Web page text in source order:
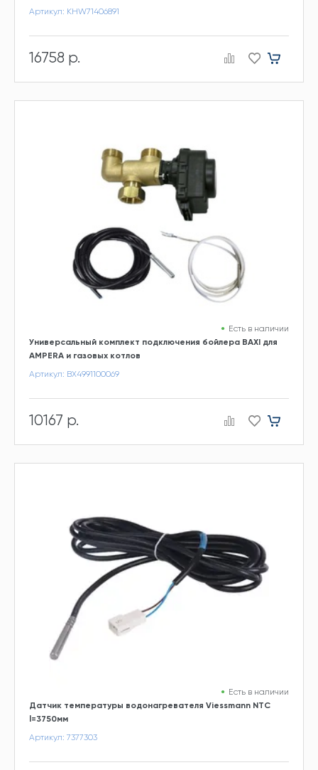
Артикул: KHW71406891
16758 р.
Есть в наличии
Универсальный комплект подключения бойлера BAXI для
AMPERA и газовых котлов
Артикул: BX4991100069
10167 р.
Есть в наличии
Датчик температуры водонагревателя Viessmann NTC
l=3750мм
Артикул: 7377303